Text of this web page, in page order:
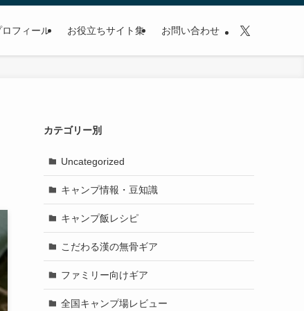
ロフィール お役立ちサイト集 お問い合わせ
カテゴリー別
Uncategorized
キャンプ情報・豆知識
キャンプ飯レシピ
こだわる漢の無骨ギア
ファミリー向けギア
全国キャンプ場レビュー